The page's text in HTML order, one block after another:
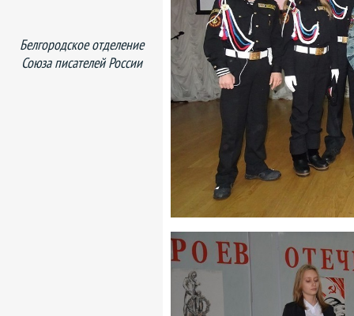
Белгородское отделение
Союза писателей России